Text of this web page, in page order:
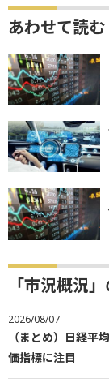
あわせて読む
「市況概況
2026/08/07
（まとめ）日経
価指標に注目